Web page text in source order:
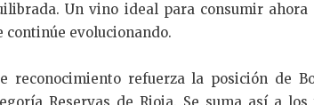
Un vino ideal para consumir
continúe evolucionando.
reconocimiento refuerza la posición de
Reservas de Rioja. Se suma así a